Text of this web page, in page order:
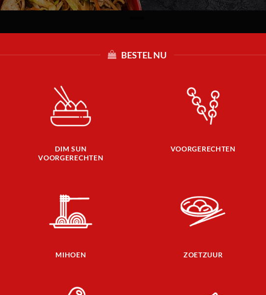
BESTEL NU
DIM SUN
VOORGERECHTEN
VOORGERECHTEN
MIHOEN ZOETZUUR